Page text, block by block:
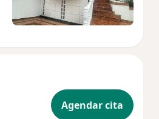
Agendar cita